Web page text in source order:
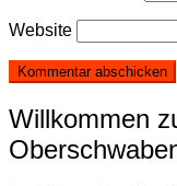
Website
Willkommen